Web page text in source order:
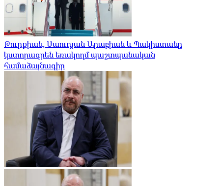
Թուրքիան, Սաուդյան Արաբիան և Պակիստանը
կստորագրեն եռակողմ պաշտպանական
համաձայնագիր